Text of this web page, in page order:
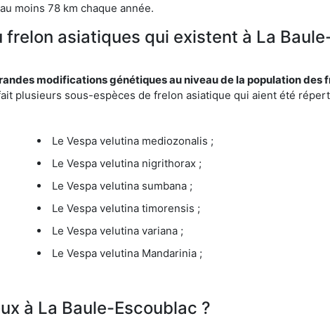
moins 78 km chaque année.
asiatiques qui existent à La
modifications génétiques au niveau de la population des
plusieurs sous-espèces de frelon asiatique qui aient été
Le Vespa velutina mediozonalis ;
Le Vespa velutina nigrithorax ;
Le Vespa velutina sumbana ;
Le Vespa velutina timorensis ;
Le Vespa velutina variana ;
Le Vespa velutina Mandarinia ;
à La Baule-Escoublac ?